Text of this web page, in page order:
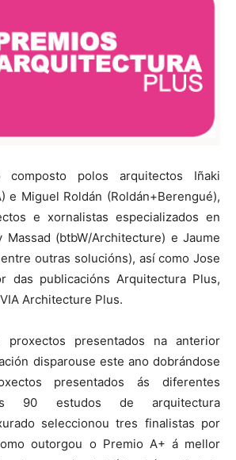
composto polos arquitectos Iñaki
e Miguel Roldán (Roldán+Berengué),
e xornalistas especializados en
Massad (btbW/Architecture) e Jaume
outras solucións), así como Jose
das publicacións Arquitectura Plus,
Architecture Plus.
presentados na anterior
disparouse este ano dobrándose
presentados ás diferentes
90 estudos de arquitectura
seleccionou tres finalistas por
outorgou o Premio A+ á mellor